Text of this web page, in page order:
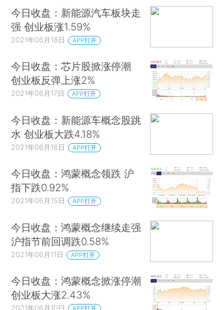
今日收盘：新能源汽车板块走
强 创业板涨1.59%
2021年06月18日 APP打开
今日收盘：芯片股掀涨停潮
创业板反弹上涨2%
2021年06月17日 APP打开
今日收盘：新能源车概念股跳
水 创业板大跌4.18%
2021年06月16日 APP打开
今日收盘：鸿蒙概念领跌 沪
指下跌0.92%
2021年06月15日 APP打开
今日收盘：鸿蒙概念继续走强
沪指节前回调跌0.58%
2021年06月11日 APP打开
今日收盘：鸿蒙概念掀涨停潮
创业板大涨2.43%
2021年06月10日 APP打开